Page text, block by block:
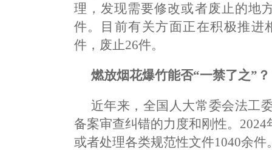
理，发现需要修改或者废止的地
件。目前有关方面正在积极推进
件，废止26件。
燃放烟花爆竹能否“一禁了之”？
近年来，全国人大常委会法工
备案审查纠错的力度和刚性。
或者处理各类规范性文件1040余件